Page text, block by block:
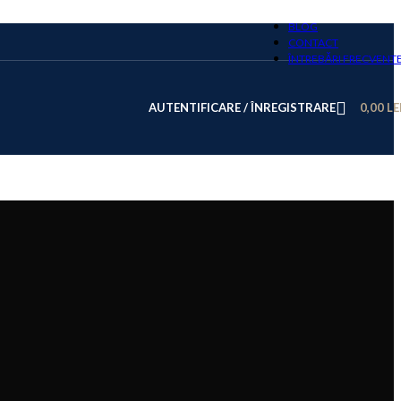
BLOG
CONTACT
ÎNTREBĂRI
AUTENTIFICARE / ÎNREGISTRARE 0,00